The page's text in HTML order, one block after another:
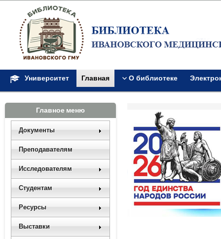
Университет Главная О библиотеке
Главное меню
Документы
Преподавателям
Исследователям
Студентам
Ресурсы
Выставки